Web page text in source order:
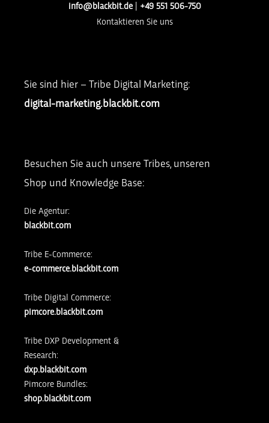
info@blackbit.de
+49 551 506-750
Kontaktieren Sie uns
Sie sind hier – Tribe Digital Marketing:
digital-marketing.blackbit.com
Besuchen Sie auch unsere Tribes, unseren
Shop und Knowledge Base:
Die Agentur:
blackbit.com
Tribe E-Commerce:
e-commerce.blackbit.com
Tribe Digital Commerce:
pimcore.blackbit.com
Tribe DXP Development &
Research:
dxp.blackbit.com
Pimcore Bundles:
shop.blackbit.com